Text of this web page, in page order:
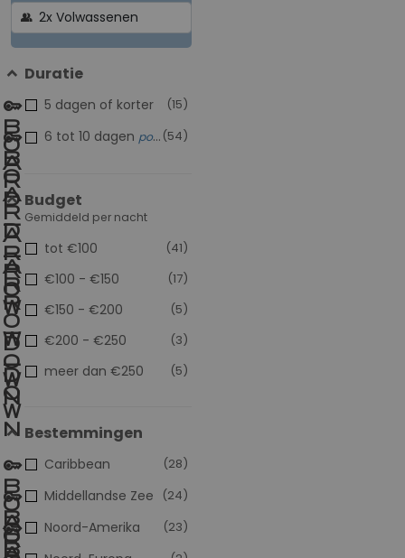
group
Duratie
(15)
5 dagen of korter
(54)
6 tot 10 dagen populair
Budget
Gemiddeld per nacht
(41)
tot €100
(17)
€100 - €150
(5)
€150 - €200
(3)
€200 - €250
(5)
meer dan €250
Bestemmingen
(28)
Caribbean
(24)
Middellandse Zee
(23)
Noord-Amerika